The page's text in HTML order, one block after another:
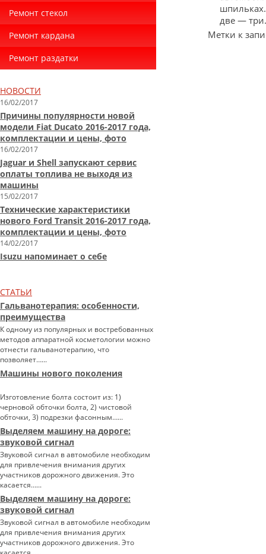
Ремонт стекол
Ремонт кардана
Ремонт раздатки
НОВОСТИ
16/02/2017
Причины популярности новой
модели Fiat Ducato 2016-2017 года,
комплектации и цены, фото
16/02/2017
Jaguar и Shell запускают сервис
оплаты топлива не выходя из
машины
15/02/2017
Технические характеристики
нового Ford Transit 2016-2017 года,
комплектации и цены, фото
14/02/2017
Isuzu напоминает о себе
СТАТЬИ
Гальванотерапия: особенности,
преимущества
К одному из популярных и востребованных
методов аппаратной косметологии можно
отнести гальванотерапию, что
позволяет…...
Машины нового поколения
Изготовление болта состоит из: 1)
черновой обточки болта, 2) чистовой
обточки, 3) подрезки фасонным…...
Выделяем машину на дороге:
звуковой сигнал
Звуковой сигнал в автомобиле необходим
для привлечения внимания других
участников дорожного движения. Это
касается…...
Выделяем машину на дороге:
звуковой сигнал
Звуковой сигнал в автомобиле необходим
для привлечения внимания других
участников дорожного движения. Это
две —
Метки к